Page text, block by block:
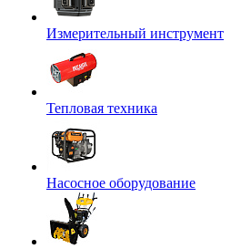
Измерительный инструмент
Тепловая техника
Насосное оборудование